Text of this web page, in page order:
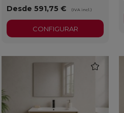
Desde 591,75 € (IVA incl.)
CONFIGURAR